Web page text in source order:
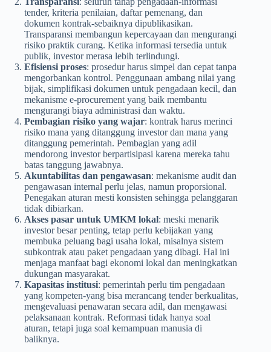
tender, kriteria penilaian, daftar pemenang, dan
dokumen kontrak-sebaiknya dipublikasikan.
Transparansi membangun kepercayaan dan mengurangi
risiko praktik curang. Ketika informasi tersedia untuk
publik, investor merasa lebih terlindungi.
Efisiensi proses: prosedur harus simpel dan cepat tanpa
mengorbankan kontrol. Penggunaan ambang nilai yang
bijak, simplifikasi dokumen untuk pengadaan kecil, dan
mekanisme e-procurement yang baik membantu
mengurangi biaya administrasi dan waktu.
Pembagian risiko yang wajar: kontrak harus merinci
risiko mana yang ditanggung investor dan mana yang
ditanggung pemerintah. Pembagian yang adil
mendorong investor berpartisipasi karena mereka tahu
batas tanggung jawabnya.
Akuntabilitas dan pengawasan: mekanisme audit dan
pengawasan internal perlu jelas, namun proporsional.
Penegakan aturan mesti konsisten sehingga pelanggaran
tidak dibiarkan.
Akses pasar untuk UMKM lokal: meski menarik
investor besar penting, tetap perlu kebijakan yang
membuka peluang bagi usaha lokal, misalnya sistem
subkontrak atau paket pengadaan yang dibagi. Hal ini
menjaga manfaat bagi ekonomi lokal dan meningkatkan
dukungan masyarakat.
Kapasitas institusi: pemerintah perlu tim pengadaan
yang kompeten-yang bisa merancang tender berkualitas,
mengevaluasi penawaran secara adil, dan mengawasi
pelaksanaan kontrak. Reformasi tidak hanya soal
aturan, tetapi juga soal kemampuan manusia di
baliknya.